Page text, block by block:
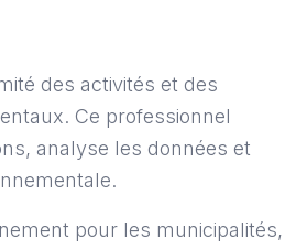
des activités et des
Ce professionnel
analyse les données et
pour les municipalités,